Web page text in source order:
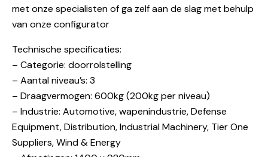
met onze specialisten of ga zelf aan de slag met behulp
van onze configurator
Technische specificaties:
– Categorie: doorrolstelling
– Aantal niveau’s: 3
– Draagvermogen: 600kg (200kg per niveau)
– Industrie: Automotive, wapenindustrie, Defense
Equipment, Distribution, Industrial Machinery, Tier One
Suppliers, Wind & Energy